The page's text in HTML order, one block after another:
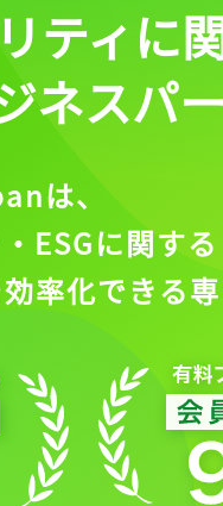
ティに
ネスパ
は、
ESGに関する
率化できる